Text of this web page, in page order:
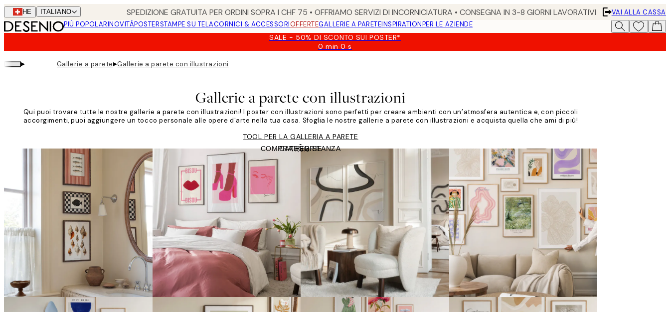
Skip
to
main
CHE ITALIANO SPEDIZIONE GRATUITA PER ORDINI SOPRA I CHF 75 • OFFRIAMO SERVIZI DI INCORNICIATURA • CONSEGNA IN 3-8 GIORNI LAVORATIVI
VAI ALLA CASSA
PIÚ POPOLARINOVITÀPOSTERSTAMPE SU TELACORNICI & ACCESSORIOFFERTEGALLERIE A PARETEINSPIRATIONPER LE AZIENDE
SALE - 50% DI SCONTO SUI POSTER*
0 min0 s
Valido
09
▸ Gallerie a parete▸Gallerie a parete con illustrazioni
Gallerie a parete con illustrazioni
Qui puoi trovare tutte le nostre gallerie a parete con illustrazioni! I poster con illustrazioni sono perfetti per creare ambienti con un’atmosfera autentica e, con piccoli
accorgimenti, puoi aggiungere un tocco personale alle opere d'arte nella tua casa. Sfoglia le nostre gallerie a parete con illustrazioni e acquista quella che ami di più!
TOOL PER LA GALLERIA A PARETE
CATEGORIE
Titolo
COMPRA PER STANZA